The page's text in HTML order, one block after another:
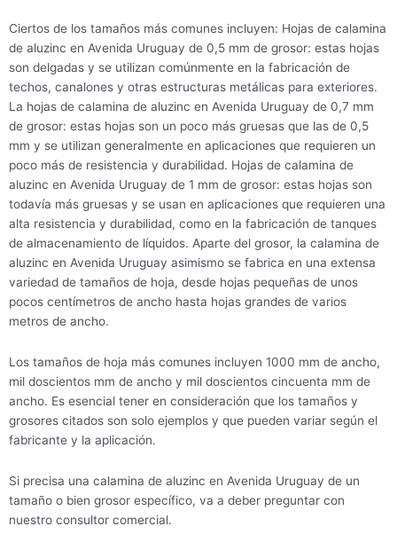
Ciertos de los tamaños más comunes incluyen: Hojas de calamina
de aluzinc en Avenida Uruguay de 0,5 mm de grosor: estas hojas
son delgadas y se utilizan comúnmente en la fabricación de
techos, canalones y otras estructuras metálicas para exteriores.
La hojas de calamina de aluzinc en Avenida Uruguay de 0,7 mm
de grosor: estas hojas son un poco más gruesas que las de 0,5
mm y se utilizan generalmente en aplicaciones que requieren un
poco más de resistencia y durabilidad. Hojas de calamina de
aluzinc en Avenida Uruguay de 1 mm de grosor: estas hojas son
todavía más gruesas y se usan en aplicaciones que requieren una
alta resistencia y durabilidad, como en la fabricación de tanques
de almacenamiento de líquidos. Aparte del grosor, la calamina de
aluzinc en Avenida Uruguay asimismo se fabrica en una extensa
variedad de tamaños de hoja, desde hojas pequeñas de unos
pocos centímetros de ancho hasta hojas grandes de varios
metros de ancho.
Los tamaños de hoja más comunes incluyen 1000 mm de ancho,
mil doscientos mm de ancho y mil doscientos cincuenta mm de
ancho. Es esencial tener en consideración que los tamaños y
grosores citados son solo ejemplos y que pueden variar según el
fabricante y la aplicación.
Si precisa una calamina de aluzinc en Avenida Uruguay de un
tamaño o bien grosor específico, va a deber preguntar con
nuestro consultor comercial.